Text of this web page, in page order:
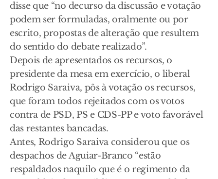
disse que “no decurso da discussão e votação
podem ser formuladas, oralmente ou por
escrito, propostas de alteração que resultem
do sentido do debate realizado”.
Depois de apresentados os recursos, o
presidente da mesa em exercício, o liberal
Rodrigo Saraiva, pôs à votação os recursos,
que foram todos rejeitados com os votos
contra de PSD, PS e CDS-PP e voto favorável
das restantes bancadas.
Antes, Rodrigo Saraiva considerou que os
despachos de Aguiar-Branco “estão
respaldados naquilo que é o regimento da